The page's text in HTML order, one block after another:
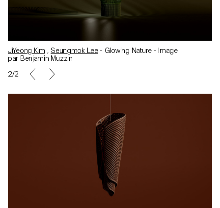
JiYeong Kim , Seungmok Lee- Glowing Nature - Image
par Benjamin Muzzin
2/2